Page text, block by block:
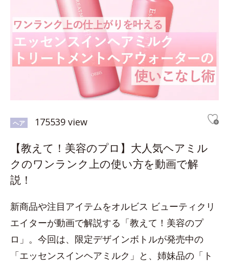
ヘア 175539 view
【教えて！美容のプロ】大人気ヘアミル
クのワンランク上の使い方を動画で解
説！
新商品や注目アイテムをオルビス ビューティクリ
エイターが動画で解説する「教えて！美容のプ
ロ」。今回は、限定デザインボトルが発売中の
「エッセンスインヘアミルク」と、姉妹品の「ト